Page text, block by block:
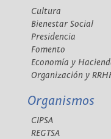
Cultura
Bienestar Social
Presidencia
Fomento
Economía y
Organización y
Organismos
CIPSA
REGTSA